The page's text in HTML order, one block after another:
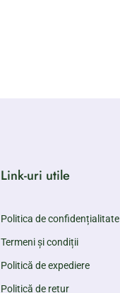
Link-uri utile
Politica de confidențialitate
Termeni și condiții
Politică de expediere
Politică de retur